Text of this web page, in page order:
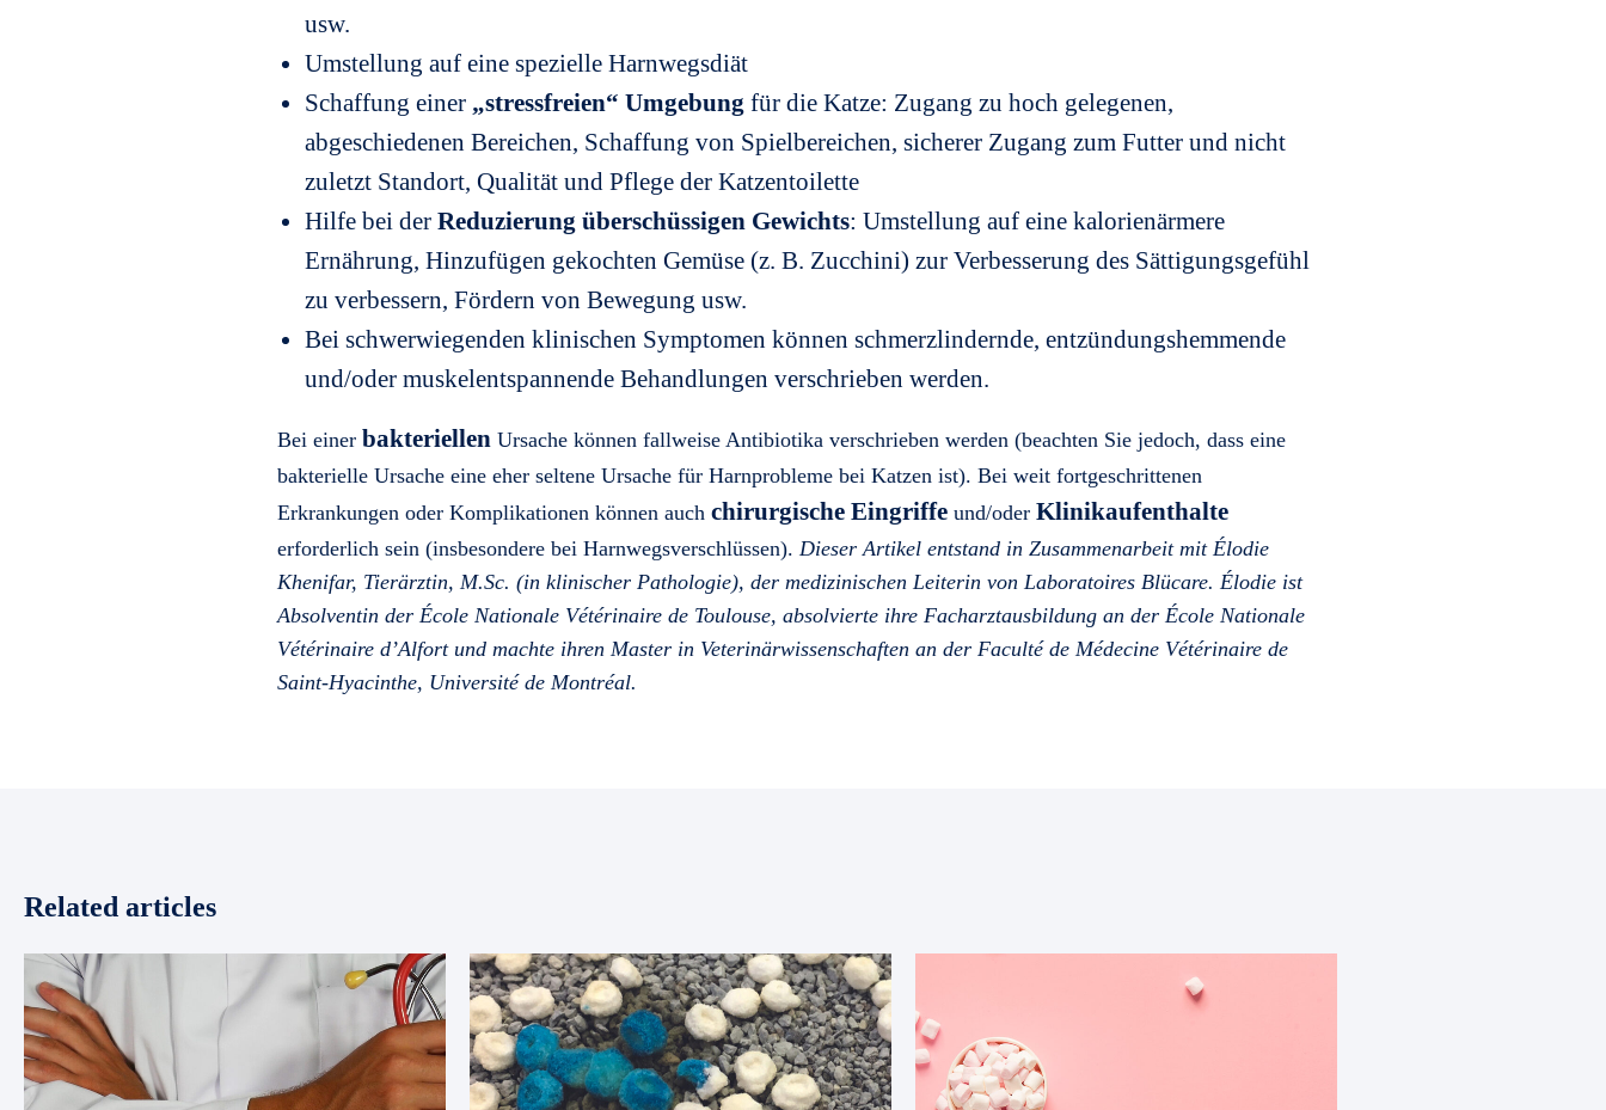
usw.
Umstellung auf eine spezielle Harnwegsdiät
Schaffung einer „stressfreien“ Umgebung für die Katze: Zugang zu hoch gelegenen,
abgeschiedenen Bereichen, Schaffung von Spielbereichen, sicherer Zugang zum Futter und nicht
zuletzt Standort, Qualität und Pflege der Katzentoilette
Hilfe bei derReduzierung überschüssigen Gewichts: Umstellung auf eine kalorienärmere
Ernährung, Hinzufügen gekochten Gemüse (z. B. Zucchini) zur Verbesserung des Sättigungsgefühl
zu verbessern, Fördern von Bewegung usw.
Bei schwerwiegenden klinischen Symptomen können schmerzlindernde, entzündungshemmende
und/oder muskelentspannende Behandlungen verschrieben werden.
Bei einer bakteriellen Ursache können fallweise Antibiotika verschrieben werden (beachten Sie jedoch, dass eine
bakterielle Ursache eine eher seltene Ursache für Harnprobleme bei Katzen ist). Bei weit fortgeschrittenen
Erkrankungen oder Komplikationen können auch chirurgische Eingriffe und/oder Klinikaufenthalte
erforderlich sein (insbesondere bei Harnwegsverschlüssen). Dieser Artikel entstand in Zusammenarbeit mit Élodie
Khenifar, Tierärztin, M.Sc. (in klinischer Pathologie), der medizinischen Leiterin von Laboratoires Blücare. Élodie ist
Absolventin der École Nationale Vétérinaire de Toulouse, absolvierte ihre Facharztausbildung an der École Nationale
Vétérinaire d’Alfort und machte ihren Master in Veterinärwissenschaften an der Faculté de Médecine Vétérinaire de
Saint-Hyacinthe, Université de Montréal.
Related articles